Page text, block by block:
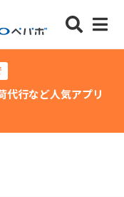
代行など人気アプリ